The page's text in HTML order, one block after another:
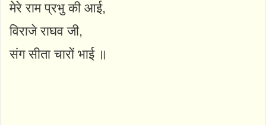
मेरे राम प्रभु की आई,
विराजे राघव जी,
संग सीता चारों भाई ॥